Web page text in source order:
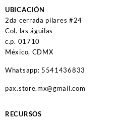
UBICACIÓN
2da cerrada pilares #24
Col. las águilas
c.p. 01710
México, CDMX
Whatsapp: 5541436833
pax.store.mx@gmail.com
RECURSOS